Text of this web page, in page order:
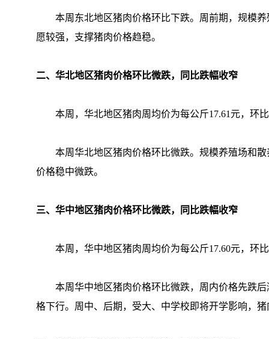
本周东北地区猪肉价格环比下跌。周前期，规模养
愿较强，支撑猪肉价格趋稳。
二、华北地区猪肉价格环比微跌，同比跌幅收窄
本周，华北地区猪肉周均价为每公斤17.61元，环比
本周华北地区猪肉价格环比微跌。规模养殖场和散
价格稳中微跌。
三、华中地区猪肉价格环比微跌，同比跌幅收窄
本周，华中地区猪肉周均价为每公斤17.60元，环比
本周华中地区猪肉价格环比微跌，周内价格先跌后
格下行。周中、后期，受大、中学校即将开学影响，